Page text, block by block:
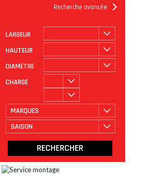
Recherche avancée
LARGEUR
HAUTEUR
DIAMÈTRE
CHARGE
MARQUES
SAISON